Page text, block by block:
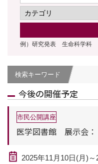
例）研究発表 生命科学科
検索キーワード
今後の開催予定
市民公開講座
医学図書館 展示会：
2025年11月10日(月)